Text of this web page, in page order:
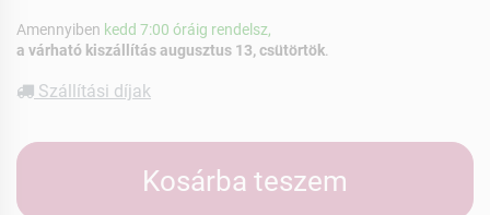
Amennyiben kedd 7:00 óráig rendelsz,
a várható kiszállítás augusztus 13, csütörtök
Szállítási díjak
Kosárba teszem